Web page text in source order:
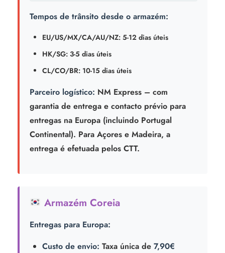
Tempos de trânsito desde o armazém:
EU/US/MX/CA/AU/NZ: 5-12 dias úteis
HK/SG: 3-5 dias úteis
CL/CO/BR: 10-15 dias úteis
Parceiro logístico: NM Express – com
garantia de entrega e contacto prévio para
entregas na Europa (incluindo Portugal
Continental). Para Açores e Madeira, a
entrega é efetuada pelos CTT.
Armazém Coreia
Entregas para Europa:
Custo de envio: Taxa única de 7,90€